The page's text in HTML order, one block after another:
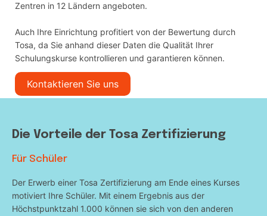
Zentren in 12 Ländern angeboten.
Auch Ihre Einrichtung profitiert von der Bewertung durch
Tosa, da Sie anhand dieser Daten die Qualität Ihrer
Schulungskurse kontrollieren und garantieren können.
Kontaktieren Sie uns
Die Vorteile der Tosa Zertifizierung
Für Schüler
Der Erwerb einer Tosa Zertifizierung am Ende eines Kurses
motiviert Ihre Schüler. Mit einem Ergebnis aus der
Höchstpunktzahl 1.000 können sie sich von den anderen